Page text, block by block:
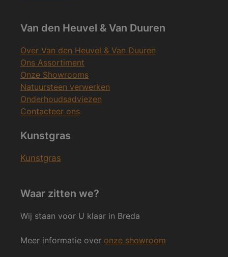
Van den Heuvel & Van Duuren
Over Van den Heuvel & Van Duuren
Ons Assortiment
Onze Showrooms
Natuursteen verwerken
Onderhoudsadviezen
Contacteer ons
Kunstgras
Kunstgras
Waar zitten we?
Wij staan voor U klaar in Breda
Meer informatie over onze showroom